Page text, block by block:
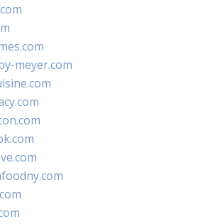
meyer.com